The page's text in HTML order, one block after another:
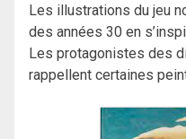
Les illustrations du jeu
des années 30 en
Les protagonistes des
rappellent certaines